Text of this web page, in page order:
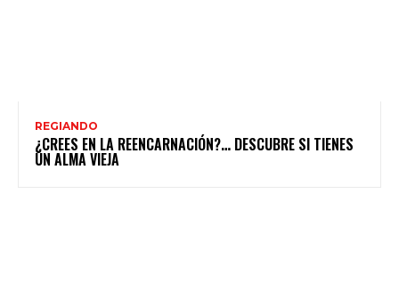
REGIANDO
¿CREES EN LA REENCARNACIÓN?… DESCUBRE SI TIENES
UN ALMA VIEJA